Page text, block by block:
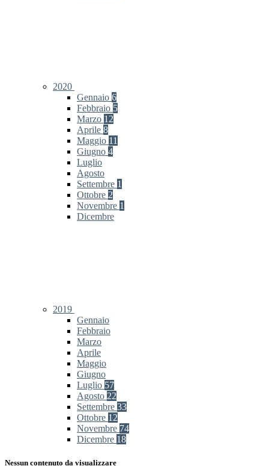
2020
Gennaio 6
Febbraio 5
Marzo 12
Aprile 8
Maggio 11
Giugno 4
Luglio
Agosto
Settembre 1
Ottobre 2
Novembre 1
Dicembre
2019
Gennaio
Febbraio
Marzo
Aprile
Maggio
Giugno
Luglio 57
Agosto 22
Settembre 33
Ottobre 12
Novembre 74
Dicembre 18
Nessun contenuto da visualizzare